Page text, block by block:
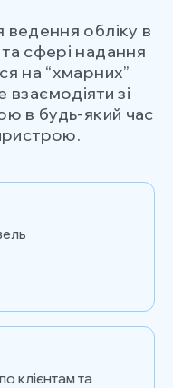
ведення обліку в
сфері надання
на “хмарних”
зі
в будь-який час
клієнтам та